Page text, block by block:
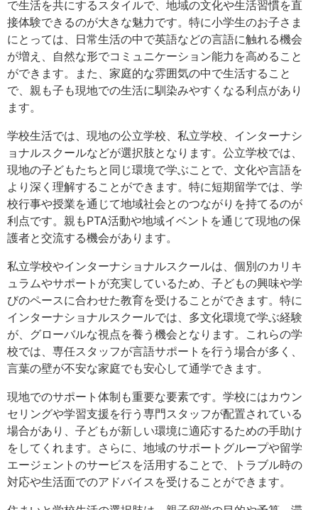
で生活を共にするスタイルで、地域の文化や生活習慣を直
接体験できるのが大きな魅力です。特に小学生のお子さま
にとっては、日常生活の中で英語などの言語に触れる機会
が増え、自然な形でコミュニケーション能力を高めること
ができます。また、家庭的な雰囲気の中で生活すること
で、親も子も現地での生活に馴染みやすくなる利点があり
ます。
学校生活では、現地の公立学校、私立学校、インターナシ
ョナルスクールなどが選択肢となります。公立学校では、
現地の子どもたちと同じ環境で学ぶことで、文化や言語を
より深く理解することができます。特に短期留学では、学
校行事や授業を通じて地域社会とのつながりを持てるのが
利点です。親もPTA活動や地域イベントを通じて現地の保
護者と交流する機会があります。
私立学校やインターナショナルスクールは、個別のカリキ
ュラムやサポートが充実しているため、子どもの興味や学
びのペースに合わせた教育を受けることができます。特に
インターナショナルスクールでは、多文化環境で学ぶ経験
が、グローバルな視点を養う機会となります。これらの学
校では、専任スタッフが言語サポートを行う場合が多く、
言葉の壁が不安な家庭でも安心して通学できます。
現地でのサポート体制も重要な要素です。学校にはカウン
セリングや学習支援を行う専門スタッフが配置されている
場合があり、子どもが新しい環境に適応するための手助け
をしてくれます。さらに、地域のサポートグループや留学
エージェントのサービスを活用することで、トラブル時の
対応や生活面でのアドバイスを受けることができます。